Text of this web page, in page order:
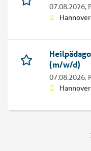
07.08.2026,
Hannover
(m/w/d)
07.08.2026,
Hannover